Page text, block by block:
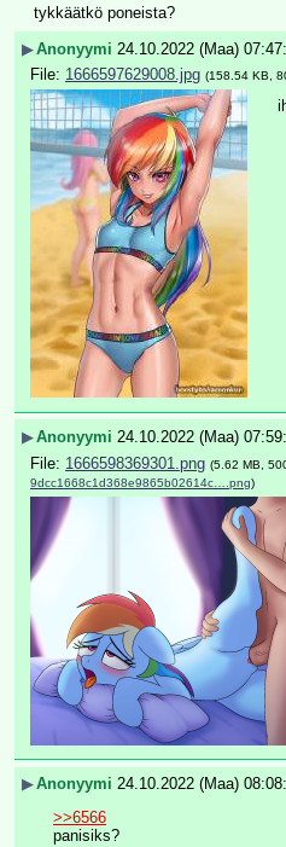
tykkäätkö poneista?
▶Anonyymi 24.10.2022 (Maa)
File: 1666597629008.jpg (158.54 KB,
▶Anonyymi 24.10.2022 (Maa)
File: 1666598369301.png (5.62 MB,
9dcc1668c1d368e9865b02614c….png)
▶Anonyymi 24.10.2022 (Maa)
>>6566
panisiks?